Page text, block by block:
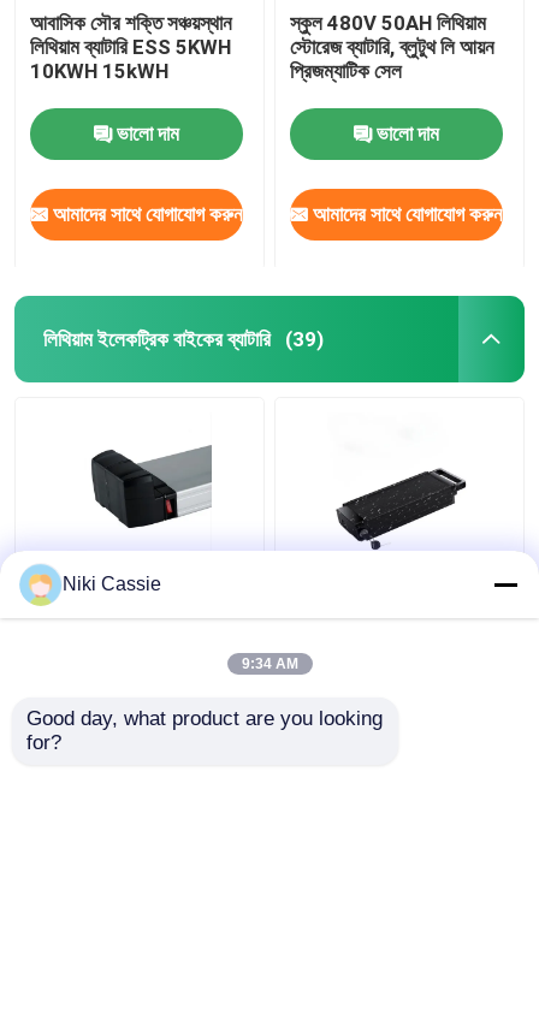
আবাসিক সৌর শক্তি সঞ্চয়স্থান
লিথিয়াম ব্যাটারি ESS 5KWH
10KWH 15kWH
ভালো দাম
আমাদের সাথে যোগাযোগ করুন
স্কুল 480V 50AH লিথিয়াম
স্টোরেজ ব্যাটারি, ব্লুটুথ লি আয়ন
প্রিজম্যাটিক সেল
ভালো দাম
আমাদের সাথে যোগাযোগ করুন
লিথিয়াম ইলেকট্রিক বাইকের ব্যাটারি (39)
13S6P PC ABS লিথিয়াম
ইলেকট্রিক বাইকের ব্যাটারি রিয়ার
Niki Cassie
9:34 AM
Good day, what product are you looking
for?